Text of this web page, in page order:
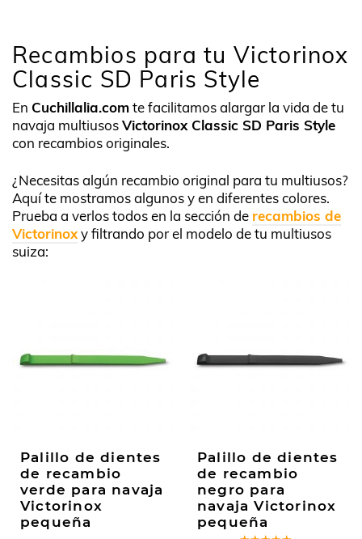
Recambios para tu Victorinox
Classic SD Paris Style
En Cuchillalia.comte facilitamos alargar la vida de tu
navaja multiusosVictorinox Classic SD Paris Style
con recambios originales.
¿Necesitas algún recambio original para tu multiusos?
Aquí te mostramos algunos y en diferentes colores.
Prueba a verlos todos en la sección de recambios de
Victorinoxy filtrando por el modelo de tu multiusos
suiza:
Palillo de dientes
de recambio
verde para navaja
Victorinox
pequeña
Palillo de dientes
de recambio
negro para
navaja Victorinox
pequeña